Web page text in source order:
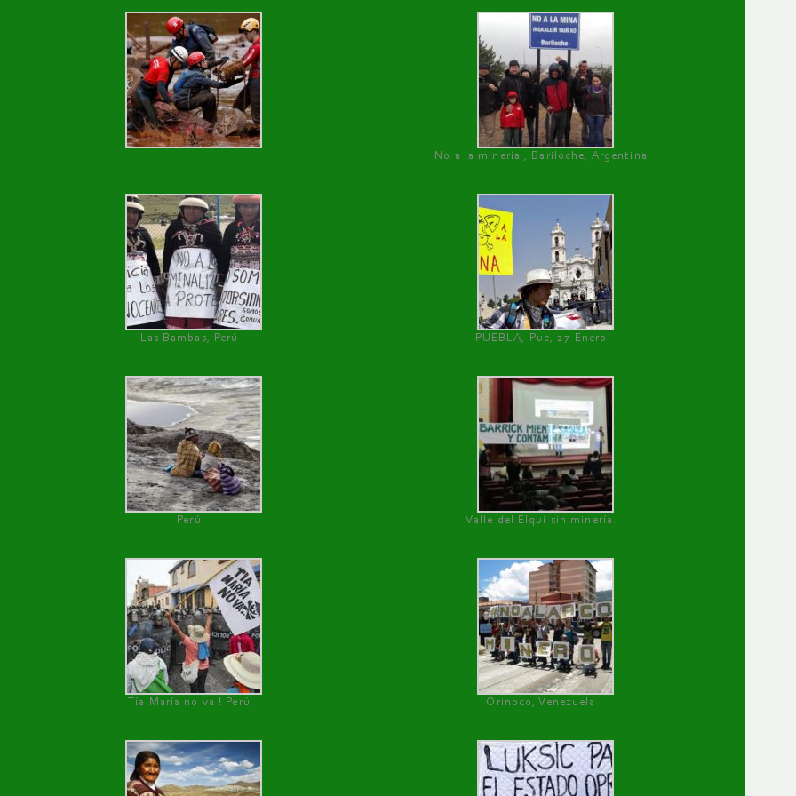
No a la minería , Bariloche, Argentina
Las Bambas, Perú PUEBLA, Pue, 27 Enero
Perú Valle del Elqui sin minería.
Tía María no va ! Perú Orinoco, Venezuela